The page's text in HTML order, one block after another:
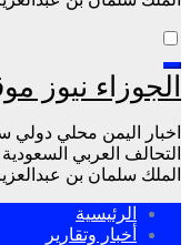
الجوزاء نيوز
اخبار اليمن محلي
التحالف العربي
الملك سلمان بن
الرئيسية
أخبار وتقارير